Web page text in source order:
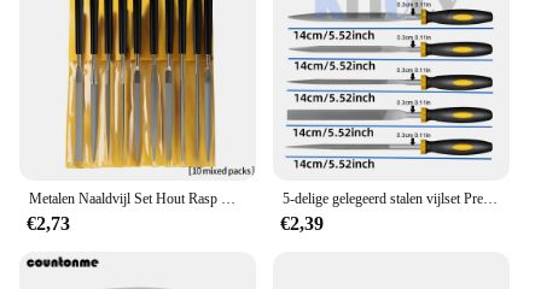
Metalen Naaldvijl Set Hout Rasp Metal Polishin Hand Filetools Stalen Rasp Needl Filin Voor Metaal Las Steen Hout Carvin Handgereedschap
€2,73
5-delige gelegeerd stalen vijlset Precisie ronde halfronde platte vierkante driehoekige handvijlen Stalen rasp naaldvijlen Houtbewerkingsvijl
€2,39